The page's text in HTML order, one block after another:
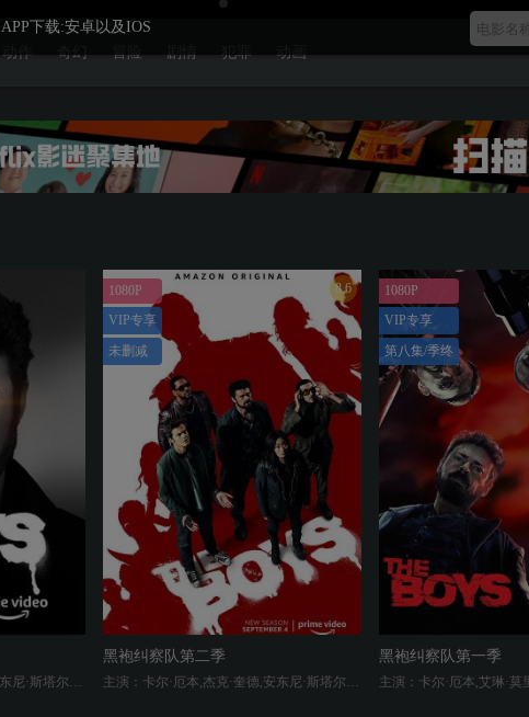
APP下载:安卓以及IOS
动作 奇幻 冒险 剧情 犯罪 动画
主演：卡尔·厄本,杰克·奎德,安东尼·斯塔尔,艾琳·莫里亚蒂,多米妮克·麦克艾丽戈特,杰西·厄舍,拉兹·阿隆索,切斯·克劳福,托默·卡蓬,福原·凯伦,内森·米切尔,蔻碧·米纳菲,克劳迪娅·多米特,詹森·阿克斯,吉安卡罗·埃斯波西托,劳瑞·侯登,肖恩·派特里克·弗兰纳里,莱拉·罗宾斯,凯蒂娅·温特,P·J·伯恩,尼克·维切斯勒,克莉丝汀·布丝,卡梅伦·克罗维蒂,弗朗西丝·特纳,凯尔·麦克,迈尔斯·加斯顿·维拉努瓦,Jack Doolan
1080P
VIP专享
未删减
8.6
黑袍纠察队第二季
主演：卡尔·厄本,杰克·奎德,安东尼·斯塔尔,艾琳·莫里亚蒂,多米妮克·麦克艾丽戈特,杰西·厄舍,拉兹·阿隆索,切斯·克劳福,托默·卡蓬,福原・凱倫,内森·米切尔,蔻碧·米纳菲,珊特尔·范圣滕,妮卡·埃利奥特,阿雅·卡什,莱拉·罗宾斯,乔丹娜·拉茹瓦,吉姆·比弗,周豪,卡梅伦·克罗维蒂,克劳迪娅·多米特,贾森·加里-斯坦福德,肖恩·阿什莫
1080P
VIP专享
第八集/季终
黑袍纠察队第一季